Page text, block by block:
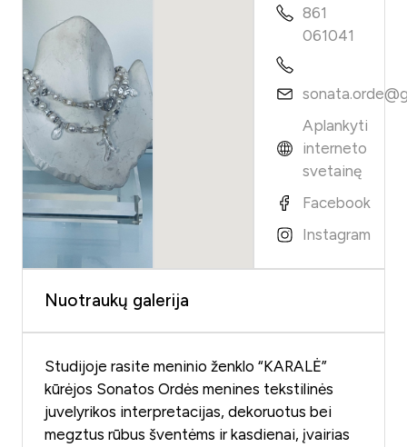
861
061041
Aplankyti
interneto
svetainę
Facebook
Instagram
Nuotraukų galerija
Studijoje rasite meninio ženklo “KARALĖ”
kūrėjos Sonatos Ordės menines tekstilinės
juvelyrikos interpretacijas, dekoruotus bei
megztus rūbus šventėms ir kasdienai, įvairias